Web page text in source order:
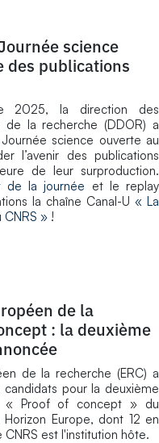
science
des publications
2025, la direction des
de la recherche (DDOR) a
science ouverte au
l’avenir des publications
de leur surproduction.
de la journée et le replay
la chaîne Canal-U « La
CNRS » !
de la
: la deuxième
de la recherche (ERC) a
pour la deuxième
« Proof of concept » du
Europe, dont 12 en
est l'institution hôte.